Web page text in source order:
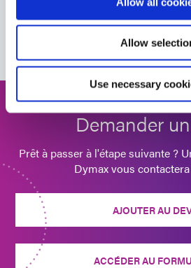
Allow
Use necessary
(FR)
Découvrez les autres produits
conjonction avec celui-ci pour
Demander
Prêt à passer à l'étape suivante ?
Dymax vous
AJOUTER AU
ACCÉDER AU